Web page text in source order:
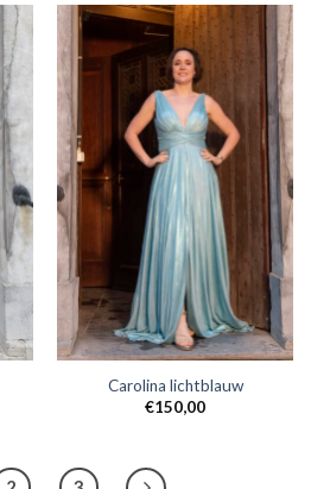
Carolina lichtblauw
€150,00